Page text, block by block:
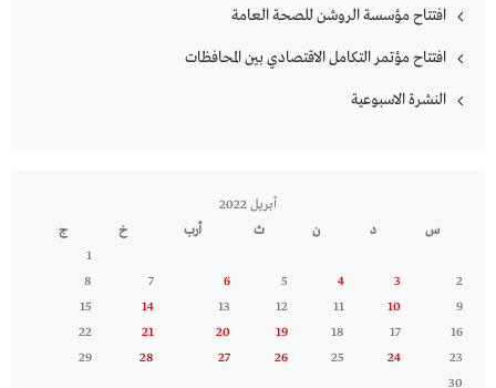
افتتاح مؤسسة الروشن للصحة العامة
افتتاح مؤتمر التكامل الاقتصادي بين المحافظات
النشرة الاسبوعية
أبريل 2022
س
د ن ث أرب خ
ج
1
2
3
4
5
6
7
8
9
10
11
12
13
14
15
16
17
18
19
20
21
22
23
24
25
26
27
28
29
30